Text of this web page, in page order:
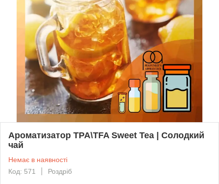
Ароматизатор TPA\TFA Sweet Tea | Солодкий
чай
Немає в наявності
Код: 571
Роздріб